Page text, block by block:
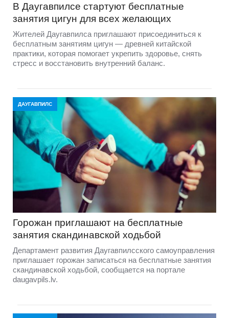
В Даугавпилсе стартуют бесплатные
занятия цигун для всех желающих
Жителей Даугавпилса приглашают присоединиться к
бесплатным занятиям цигун — древней китайской
практики, которая помогает укрепить здоровье, снять
стресс и восстановить внутренний баланс.
ДАУГАВПИЛС
Горожан приглашают на бесплатные
занятия скандинавской ходьбой
Департамент развития Даугавпилсского самоуправления
приглашает горожан записаться на бесплатные занятия
скандинавской ходьбой, сообщается на портале
daugavpils.lv.